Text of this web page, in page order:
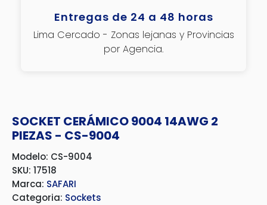
Entregas de 24 a 48 horas
Lima Cercado - Zonas lejanas y Provincias
por Agencia.
SOCKET CERÁMICO 9004 14AWG 2
PIEZAS - CS-9004
Modelo: CS-9004
SKU: 17518
Marca: SAFARI
Categoria: Sockets